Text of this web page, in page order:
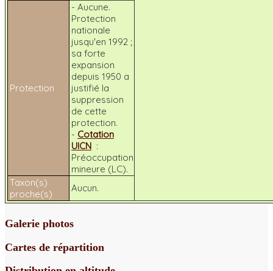
Protection
- Aucune.
Protection
nationale
jusqu'en 1992 ;
sa forte
expansion
depuis 1950 a
justifié la
suppression
de cette
protection.
- Cotation
UICN :
Préoccupation
mineure (LC).
Taxon(s)
proche(s)
Aucun.
Galerie photos
Cartes de répartition